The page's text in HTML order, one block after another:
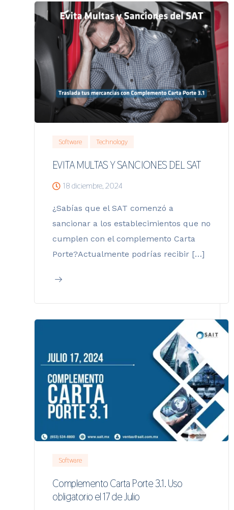
Software Technology
EVITA MULTAS Y SANCIONES DEL SAT
18 diciembre, 2024
¿Sabías que el SAT comenzó a
sancionar a los establecimientos que no
cumplen con el complemento Carta
Porte?Actualmente podrías recibir […]
Software
Complemento Carta Porte 3.1. Uso
obligatorio el 17 de Julio